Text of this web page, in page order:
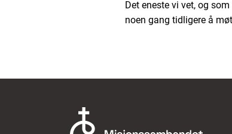
Det eneste vi vet, og
noen gang tidligere å